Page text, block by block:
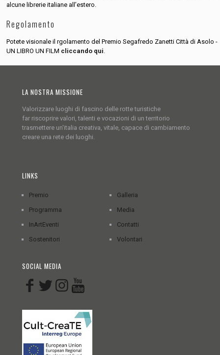
alcune librerie italiane all’estero.
Regolamento
Potete visionale il rgolamento del Premio Segafredo Zanetti Città di Asolo -
UN LIBRO UN FILM cliccando qui.
LA NOSTRA MISSIONE
Valorizzare luoghi di fascino delle rotte turistiche
far riscoprire valori, talenti e vocazioni di un territorio
trasmettere un'italia creativa, vitale, capace di cambiamento
creare una rete dei luoghi.
LINKS
Premio
Programma
InArtEventi
Sostenitori
Galleria
Media
Contatti
Volontari
SOCIAL MEDIA